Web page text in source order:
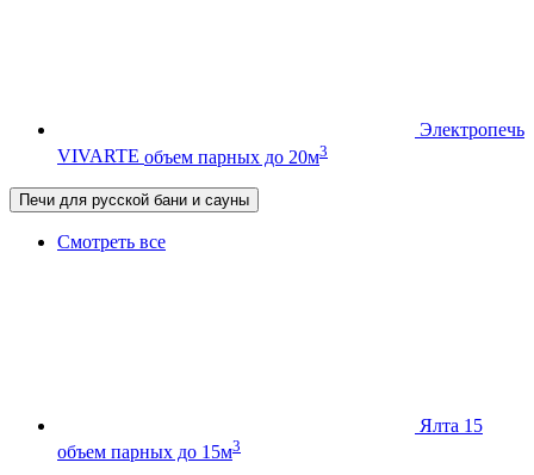
Электропечь
VIVARTE объем парных до 20м3
Печи для русской бани и сауны
Смотреть все
Ялта 15
объем парных до 15м3